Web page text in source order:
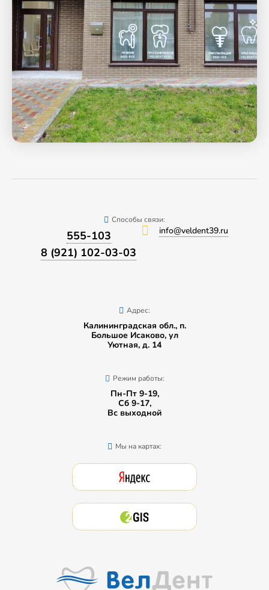
Способы связи:
555-103
8 (921) 102-03-03
info@veldent39.ru
Адрес:
Калининградская обл., п.
Большое Исаково, ул
Уютная, д. 14
Режим работы:
Пн-Пт 9-19,
Сб 9-17,
Вс выходной
Мы на картах: